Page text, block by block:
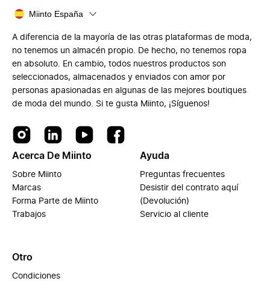
Miinto España
A diferencia de la mayoría de las otras plataformas de moda,
no tenemos un almacén propio. De hecho, no tenemos ropa
en absoluto. En cambio, todos nuestros productos son
seleccionados, almacenados y enviados con amor por
personas apasionadas en algunas de las mejores boutiques
de moda del mundo. Si te gusta Miinto, ¡Síguenos!
Acerca De Miinto
Sobre Miinto
Marcas
Forma Parte de Miinto
Trabajos
Ayuda
Preguntas frecuentes
Desistir del contrato aquí
(Devolución)
Servicio al cliente
Otro
Condiciones